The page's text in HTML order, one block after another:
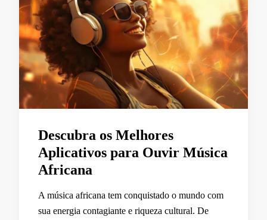
Descubra os Melhores
Aplicativos para Ouvir Música
Africana
A música africana tem conquistado o mundo com
sua energia contagiante e riqueza cultural. De